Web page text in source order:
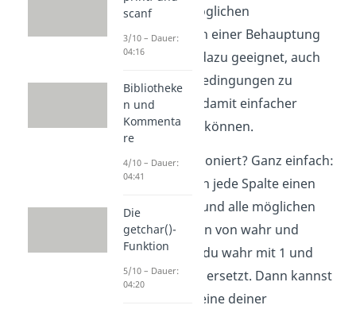
stellen alle möglichen
Auswertungen einer Behauptung
dar und sind dazu geeignet, auch
komplexere Bedingungen zu
zerlegen und damit einfacher
auswerten zu können.
Wie das funktioniert? Ganz einfach:
Du schreibst in jede Spalte einen
deiner Werte und alle möglichen
Kombinationen von wahr und
falsch, indem du wahr mit 1 und
falsch mit null ersetzt. Dann kannst
du entweder eine deiner
scanf
3/10 – Dauer:
04:16
Bibliotheke
n und
Kommenta
re
4/10 – Dauer:
04:41
Die
getchar()-
Funktion
5/10 – Dauer:
04:20